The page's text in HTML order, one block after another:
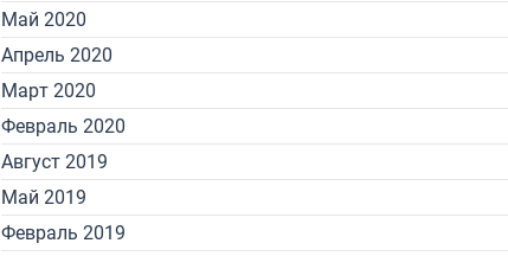
Май 2020
Апрель 2020
Март 2020
Февраль 2020
Август 2019
Май 2019
Февраль 2019